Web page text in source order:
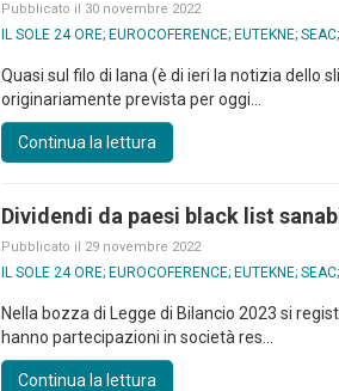
Pubblicato il 30 novembre 2022
IL SOLE 24 ORE; EUROCOFERENCE; EUTEKNE; SEAC;
Quasi sul filo di lana (è di ieri la notizia dello
originariamente prevista per oggi...
Continua la lettura
Dividendi da paesi black list
Pubblicato il 29 novembre 2022
IL SOLE 24 ORE; EUROCOFERENCE; EUTEKNE; SEAC;
Nella bozza di Legge di Bilancio 2023 si
hanno partecipazioni in società res...
Continua la lettura